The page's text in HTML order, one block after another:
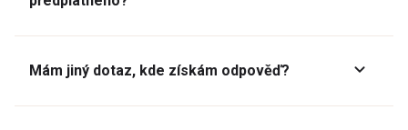
Mám jiný dotaz, kde získám odpověď?